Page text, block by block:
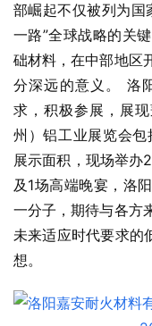
部崛起不仅被列为国
一路”全球战略的关
础材料，在中部地区
分深远的意义。 洛
求，积极参展，展
州）铝工业展览会
展示面积，现场举办
及1场高端晚宴，洛
一分子，期待与各方
未来适应时代要求的
想。